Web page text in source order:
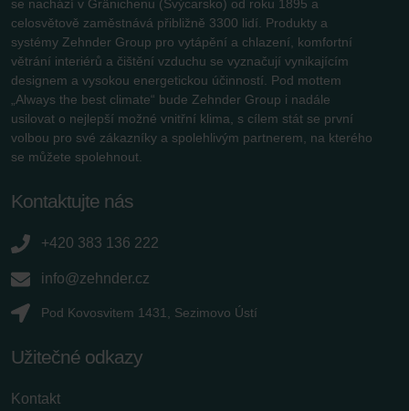
se nachází v Gränichenu (Švýcarsko) od roku 1895 a
celosvětově zaměstnává přibližně 3300 lidí. Produkty a
systémy Zehnder Group pro vytápění a chlazení, komfortní
větrání interiérů a čištění vzduchu se vyznačují vynikajícím
designem a vysokou energetickou účinností. Pod mottem
„Always the best climate“ bude Zehnder Group i nadále
usilovat o nejlepší možné vnitřní klima, s cílem stát se první
volbou pro své zákazníky a spolehlivým partnerem, na kterého
se můžete spolehnout.
Kontaktujte nás
+420 383 136 222
info@zehnder.cz
Pod Kovosvitem 1431, Sezimovo Ústí
Užitečné odkazy
Kontakt